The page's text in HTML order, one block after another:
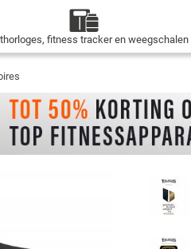
fitness tracker en weegschalen